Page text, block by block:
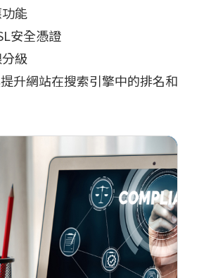
能
安全憑證
級
升網站在搜索引擎中的排名和